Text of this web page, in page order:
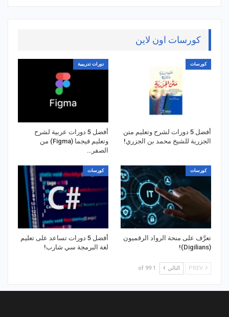
كورسات اون لاين
كورسات
أفضل 5 دورات لشرح وتعليم متن
الجزرية للشيخ محمد بن الجزري!
دورات تدريبية
أفضل 5 دورات عربية لشرح
وتعليم فيجما (Figma) من
الصفر…
كورسات
تعرَّف على منحة الرواد الرقميون
(Digilians)!
كورسات
أفضل 5 دورات تساعد على تعليم
لغة البرمجة سي شارب!
التالي 1 of 99